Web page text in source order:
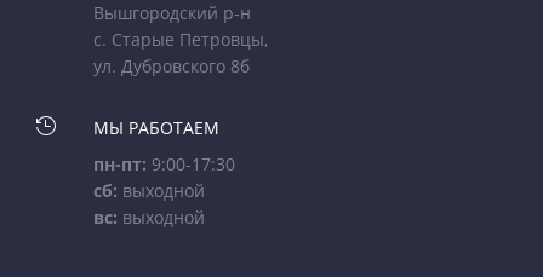
Вышгородский р-н
с. Старые Петровцы,
ул. Дубровского 8б

МЫ РАБОТАЕМ
пн-пт: 9:00-17:30
сб: выходной
вс: выходной